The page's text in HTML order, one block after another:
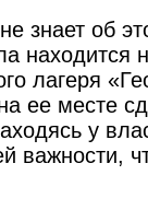
знает об
находится
лагеря
ее месте
у
важности,